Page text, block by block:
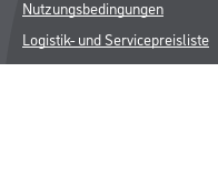
Nutzungsbedingungen
Logistik- und Servicepreisliste
Impressum